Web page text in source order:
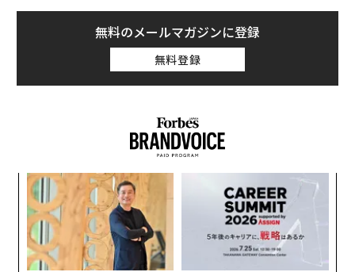
無料のメールマガジンに登録
無料登録